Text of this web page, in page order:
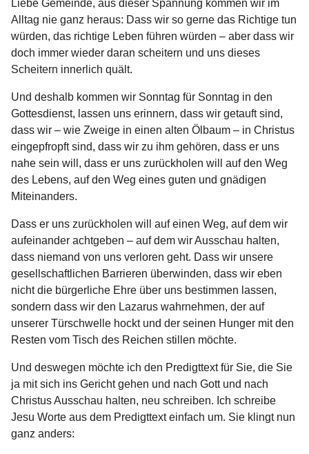
Liebe Gemeinde, aus dieser Spannung kommen wir im
Alltag nie ganz heraus: Dass wir so gerne das Richtige tun
würden, das richtige Leben führen würden – aber dass wir
doch immer wieder daran scheitern und uns dieses
Scheitern innerlich quält.
Und deshalb kommen wir Sonntag für Sonntag in den
Gottesdienst, lassen uns erinnern, dass wir getauft sind,
dass wir – wie Zweige in einen alten Ölbaum – in Christus
eingepfropft sind, dass wir zu ihm gehören, dass er uns
nahe sein will, dass er uns zurückholen will auf den Weg
des Lebens, auf den Weg eines guten und gnädigen
Miteinanders.
Dass er uns zurückholen will auf einen Weg, auf dem wir
aufeinander achtgeben – auf dem wir Ausschau halten,
dass niemand von uns verloren geht. Dass wir unsere
gesellschaftlichen Barrieren überwinden, dass wir eben
nicht die bürgerliche Ehre über uns bestimmen lassen,
sondern dass wir den Lazarus wahrnehmen, der auf
unserer Türschwelle hockt und der seinen Hunger mit den
Resten vom Tisch des Reichen stillen möchte.
Und deswegen möchte ich den Predigttext für Sie, die Sie
ja mit sich ins Gericht gehen und nach Gott und nach
Christus Ausschau halten, neu schreiben. Ich schreibe
Jesu Worte aus dem Predigttext einfach um. Sie klingt nun
ganz anders: